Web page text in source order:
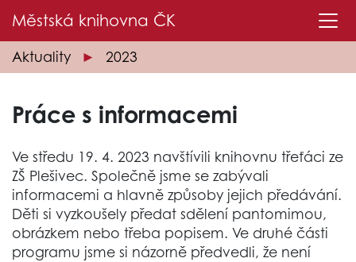
Městská knihovna ČK
Aktuality 2023
Práce s informacemi
Ve středu 19. 4. 2023 navštívili knihovnu třeťáci ze
ZŠ Plešivec. Společně jsme se zabývali
informacemi a hlavně způsoby jejich předávání.
Děti si vyzkoušely předat sdělení pantomimou,
obrázkem nebo třeba popisem. Ve druhé části
programu jsme si názorně předvedli, že není